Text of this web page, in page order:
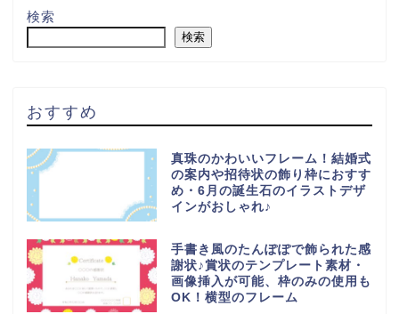
検索
検索
おすすめ
真珠のかわいいフレーム！結婚式
の案内や招待状の飾り枠におすす
め・6月の誕生石のイラストデザ
インがおしゃれ♪
手書き風のたんぽぽで飾られた感
謝状♪賞状のテンプレート素材・
画像挿入が可能、枠のみの使用も
OK！横型のフレーム